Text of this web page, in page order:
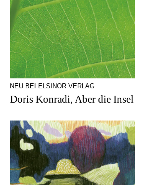
NEU BEI ELSINOR VERLAG
Doris Konradi, Aber die Insel